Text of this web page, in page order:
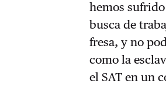
hemos
busca de
fresa, y no
como la
el SAT en un